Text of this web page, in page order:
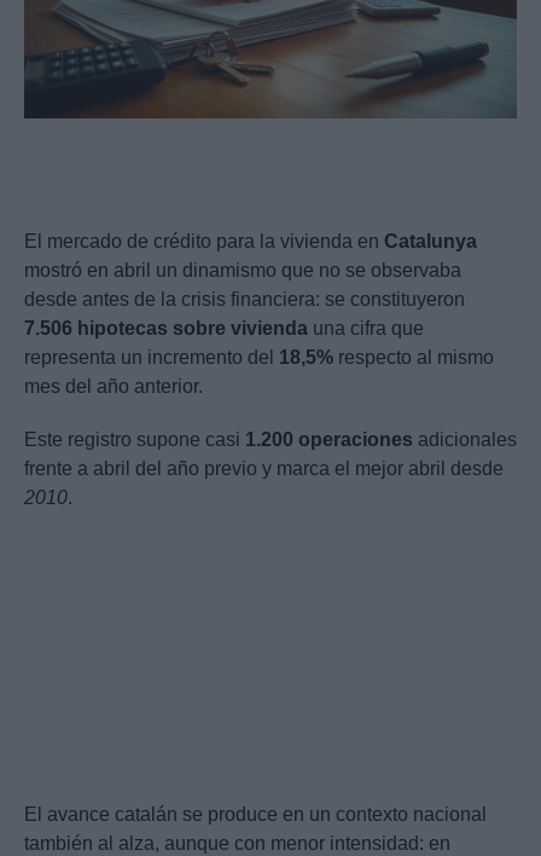
El mercado de crédito para la vivienda en Catalunya
mostró en abril un dinamismo que no se observaba
desde antes de la crisis financiera: se constituyeron
7.506 hipotecas sobre vivienda una cifra que
representa un incremento del 18,5% respecto al mismo
mes del año anterior.
Este registro supone casi 1.200 operaciones adicionales
frente a abril del año previo y marca el mejor abril desde
2010.
El avance catalán se produce en un contexto nacional
también al alza, aunque con menor intensidad: en